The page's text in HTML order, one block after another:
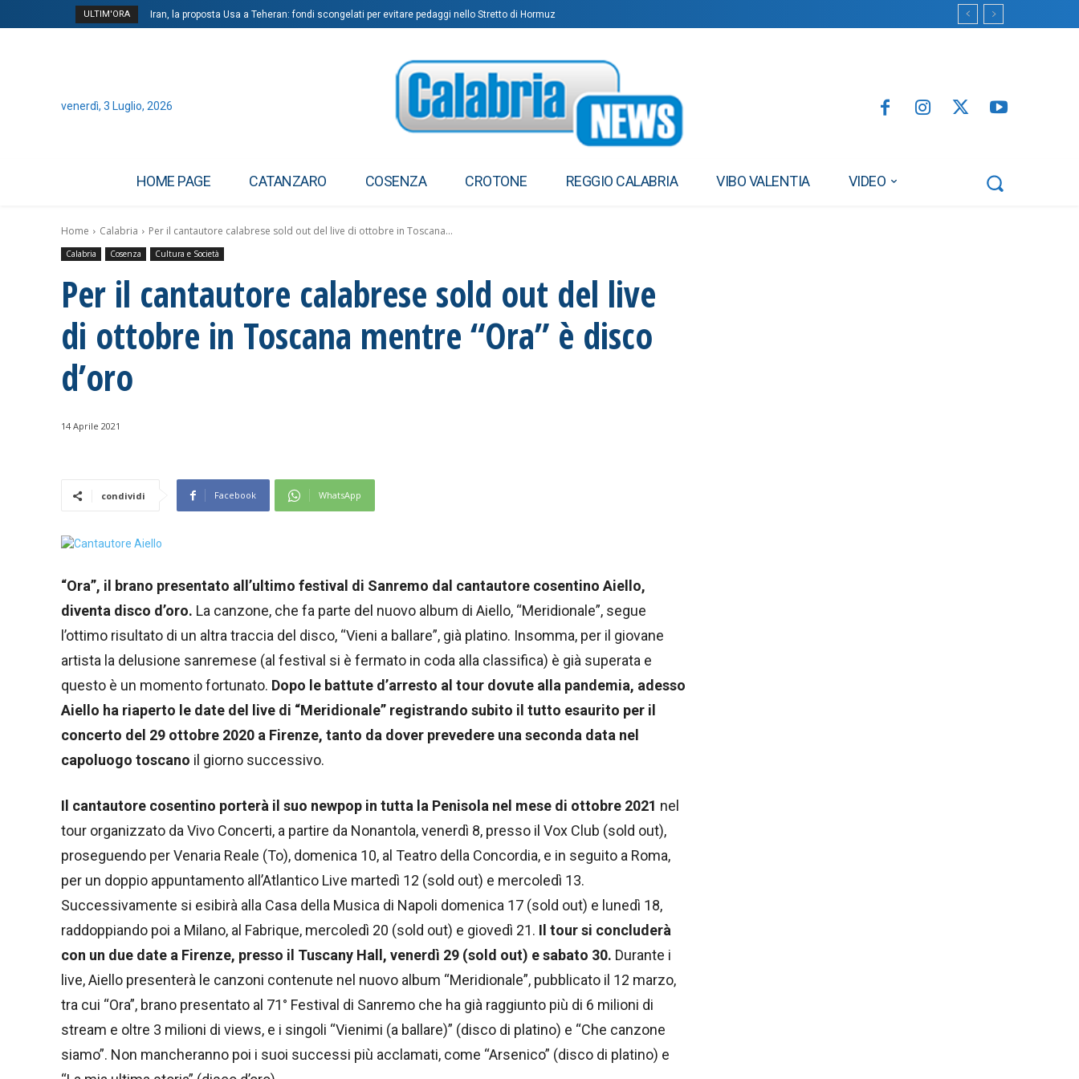
ULTIM'ORA Iran, la proposta Usa a Teheran: fondi scongelati per evitare pedaggi nello Stretto di Hormuz
venerdì, 3 Luglio, 2026
HOME PAGE CATANZARO COSENZA CROTONE REGGIO CALABRIA VIBO VALENTIA VIDEO
Home Calabria Per il cantautore calabrese sold out del live di ottobre in Toscana...
Calabria Cosenza Cultura e Società
Per il cantautore calabrese sold out del live
di ottobre in Toscana mentre “Ora” è disco
d’oro
14 Aprile 2021
condividi Facebook WhatsApp
“Ora”, il brano presentato all’ultimo festival di Sanremo dal cantautore cosentino Aiello,
diventa disco d’oro. La canzone, che fa parte del nuovo album di Aiello, “Meridionale”, segue
l’ottimo risultato di un altra traccia del disco, “Vieni a ballare”, già platino. Insomma, per il giovane
artista la delusione sanremese (al festival si è fermato in coda alla classifica) è già superata e
questo è un momento fortunato. Dopo le battute d’arresto al tour dovute alla pandemia, adesso
Aiello ha riaperto le date del live di “Meridionale” registrando subito il tutto esaurito per il
concerto del 29 ottobre 2020 a Firenze, tanto da dover prevedere una seconda data nel
capoluogo toscano il giorno successivo.
Il cantautore cosentino porterà il suo newpop in tutta la Penisola nel mese di ottobre 2021 nel
tour organizzato da Vivo Concerti, a partire da Nonantola, venerdì 8, presso il Vox Club (sold out),
proseguendo per Venaria Reale (To), domenica 10, al Teatro della Concordia, e in seguito a Roma,
per un doppio appuntamento all’Atlantico Live martedì 12 (sold out) e mercoledì 13.
Successivamente si esibirà alla Casa della Musica di Napoli domenica 17 (sold out) e lunedì 18,
raddoppiando poi a Milano, al Fabrique, mercoledì 20 (sold out) e giovedì 21. Il tour si concluderà
con un due date a Firenze, presso il Tuscany Hall, venerdì 29 (sold out) e sabato 30. Durante i
live, Aiello presenterà le canzoni contenute nel nuovo album “Meridionale”, pubblicato il 12 marzo,
tra cui “Ora”, brano presentato al 71° Festival di Sanremo che ha già raggiunto più di 6 milioni di
stream e oltre 3 milioni di views, e i singoli “Vienimi (a ballare)” (disco di platino) e “Che canzone
siamo”. Non mancheranno poi i suoi successi più acclamati, come “Arsenico” (disco di platino) e